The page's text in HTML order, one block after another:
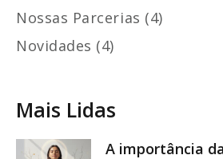
Nossas Parcerias (4)
Novidades (4)
Mais Lidas
A importância